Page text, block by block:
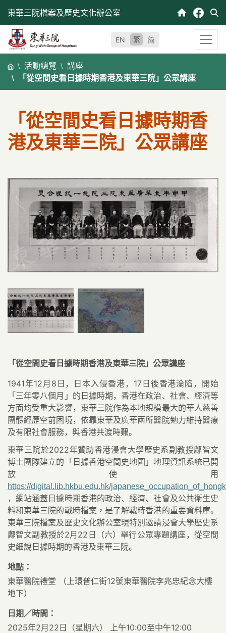
東華三院檔案及歷史文化辦公室
EN 繁 简
活動總覽
講座
「從空間史看日據時期香港及東華三院」公眾講座
「從空間史看日據時期香
港及東華三院」公眾講座
「從空間史看日據時期香港及東華三院」公眾講座
1941年12 月 8 日，日本入侵香港， 17日後香港淪陷，開始
「三年零八個月」的日據時期，香港在政治、社會、經濟等
方面均受重大影響，東華三院作為本地規模最大的華人慈善
團體經歷空前困境，依靠東華及廣華兩所醫院勉力維持醫療
及有限社會服務，與香港共渡時艱。
東華三院於2022年贊助香港浸會大學歷史系副教授鄺智文
博士團隊建立的「日據香港空間史地圖」地理資訊系統已開
放使用
https://digital.lib.hkbu.edu.hk/
，網站涵蓋日據時期香港的政治、經濟、社會及公共衛生史
料和東華三院的戰時檔案，是了解戰時香港的重要資料庫。
東華三院檔案及歷史文化辦公室現特別邀請浸會大學歷史系
鄺智文副教授於2月 22 日 （六）舉行公眾專題講座，從空間
史細說日據時期的香港及東華三院。
地點：
東華醫院禮堂 （上環普仁街12號東華醫院李兆忠紀念大樓
地下）
日期／時間：
2025年2月22日（星期六） 上午10:00至中午12:00